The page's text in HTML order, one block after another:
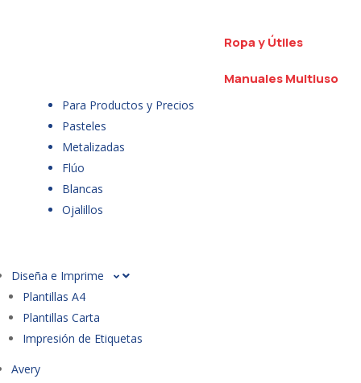
Ropa y Útiles
Manuales Multiuso
Para Productos y Precios
Pasteles
Metalizadas
Flúo
Blancas
Ojalillos
Diseña e Imprime
Plantillas A4
Plantillas Carta
Impresión de Etiquetas
Avery